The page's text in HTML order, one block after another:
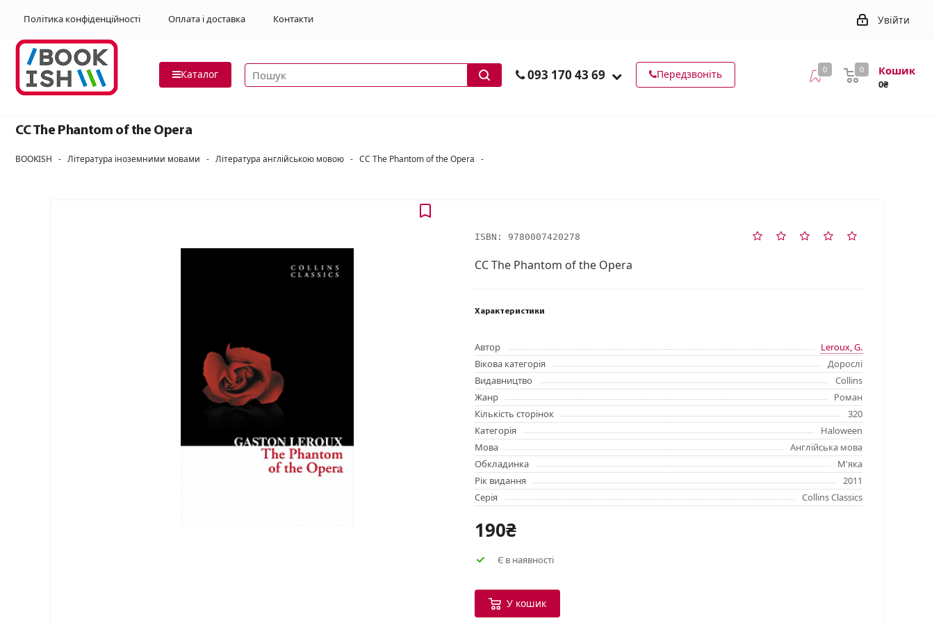
Політика конфіденційності Оплата і доставка Контакти Увійти
Каталог Пошук товарів 093 170 43 69 Передзвоніть 0 Кошик
0₴
0
CC The Phantom of the Opera
BOOKISH - Література іноземними мовами - Література англійською мовою - CC The Phantom of the Opera -
ISBN: 9780007420278
CC The Phantom of the Opera
Характеристики
Автор
Leroux, G.
Вікова категорія
Дорослі
Видавництво
Collins
Жанр
Роман
Кількість сторінок
320
Категорія
Haloween
Мова
Англійська мова
Обкладинка
М'яка
Рік видання
2011
Серія
Collins Classics
190₴
Є в наявності
У кошик